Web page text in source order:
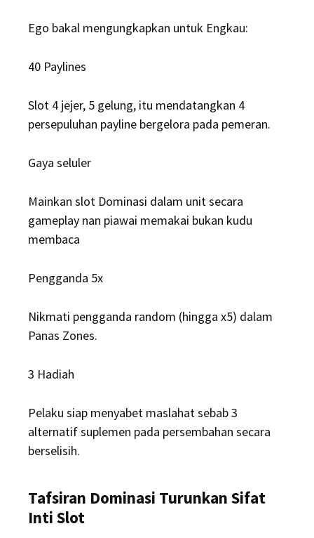
Ego bakal mengungkapkan untuk Engkau:
40 Paylines
Slot 4 jejer, 5 gelung, itu mendatangkan 4
persepuluhan payline bergelora pada pemeran.
Gaya seluler
Mainkan slot Dominasi dalam unit secara
gameplay nan piawai memakai bukan kudu
membaca
Pengganda 5x
Nikmati pengganda random (hingga x5) dalam
Panas Zones.
3 Hadiah
Pelaku siap menyabet maslahat sebab 3
alternatif suplemen pada persembahan secara
berselisih.
Tafsiran Dominasi Turunkan Sifat
Inti Slot